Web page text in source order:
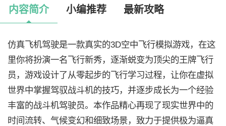
内容简介 小编推荐 最新攻略
仿真飞机驾驶是一款真实的3D空中飞行模拟游戏，在这
里你将扮演一名飞行新秀，逐渐蜕变为顶尖的王牌飞行
员，游戏设计了从零起步的飞行学习过程，让你在虚拟
世界中掌握驾驭战斗机的技巧，并逐步成长为一个经验
丰富的战斗机驾驶员。本作品精心再现了现实世界中的
时间流转、气候变幻和细致场景，致力于提供极为逼真